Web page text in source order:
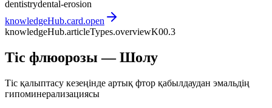
dentistrydental-erosion
knowledgeHub.card.open
knowledgeHub.articleTypes.overviewK00.3
Тіс флюорозы — Шолу
Тіс қалыптасу кезеңінде артық фтор қабылдаудан эмальдің
гипоминерализациясы